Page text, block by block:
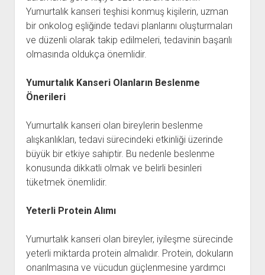
Yumurtalık kanseri teşhisi konmuş kişilerin, uzman
bir onkolog eşliğinde tedavi planlarını oluşturmaları
ve düzenli olarak takip edilmeleri, tedavinin başarılı
olmasında oldukça önemlidir.
Yumurtalık Kanseri Olanların Beslenme
Önerileri
Yumurtalık kanseri olan bireylerin beslenme
alışkanlıkları, tedavi sürecindeki etkinliği üzerinde
büyük bir etkiye sahiptir. Bu nedenle beslenme
konusunda dikkatli olmak ve belirli besinleri
tüketmek önemlidir.
Yeterli Protein Alımı
Yumurtalık kanseri olan bireyler, iyileşme sürecinde
yeterli miktarda protein almalıdır. Protein, dokuların
onarılmasına ve vücudun güçlenmesine yardımcı